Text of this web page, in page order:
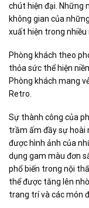
chút hiện đại. Những
không gian của
xuất hiện trong nhiều
Phòng khách theo
thỏa sức thể hiện
Phòng khách mang
Retro.
Sự thành công của
trầm ấm đầy sự hoài
được hình ảnh của
dụng gam màu đơn
phổ biến trong nội
thể được tăng lên
trang trí và các món